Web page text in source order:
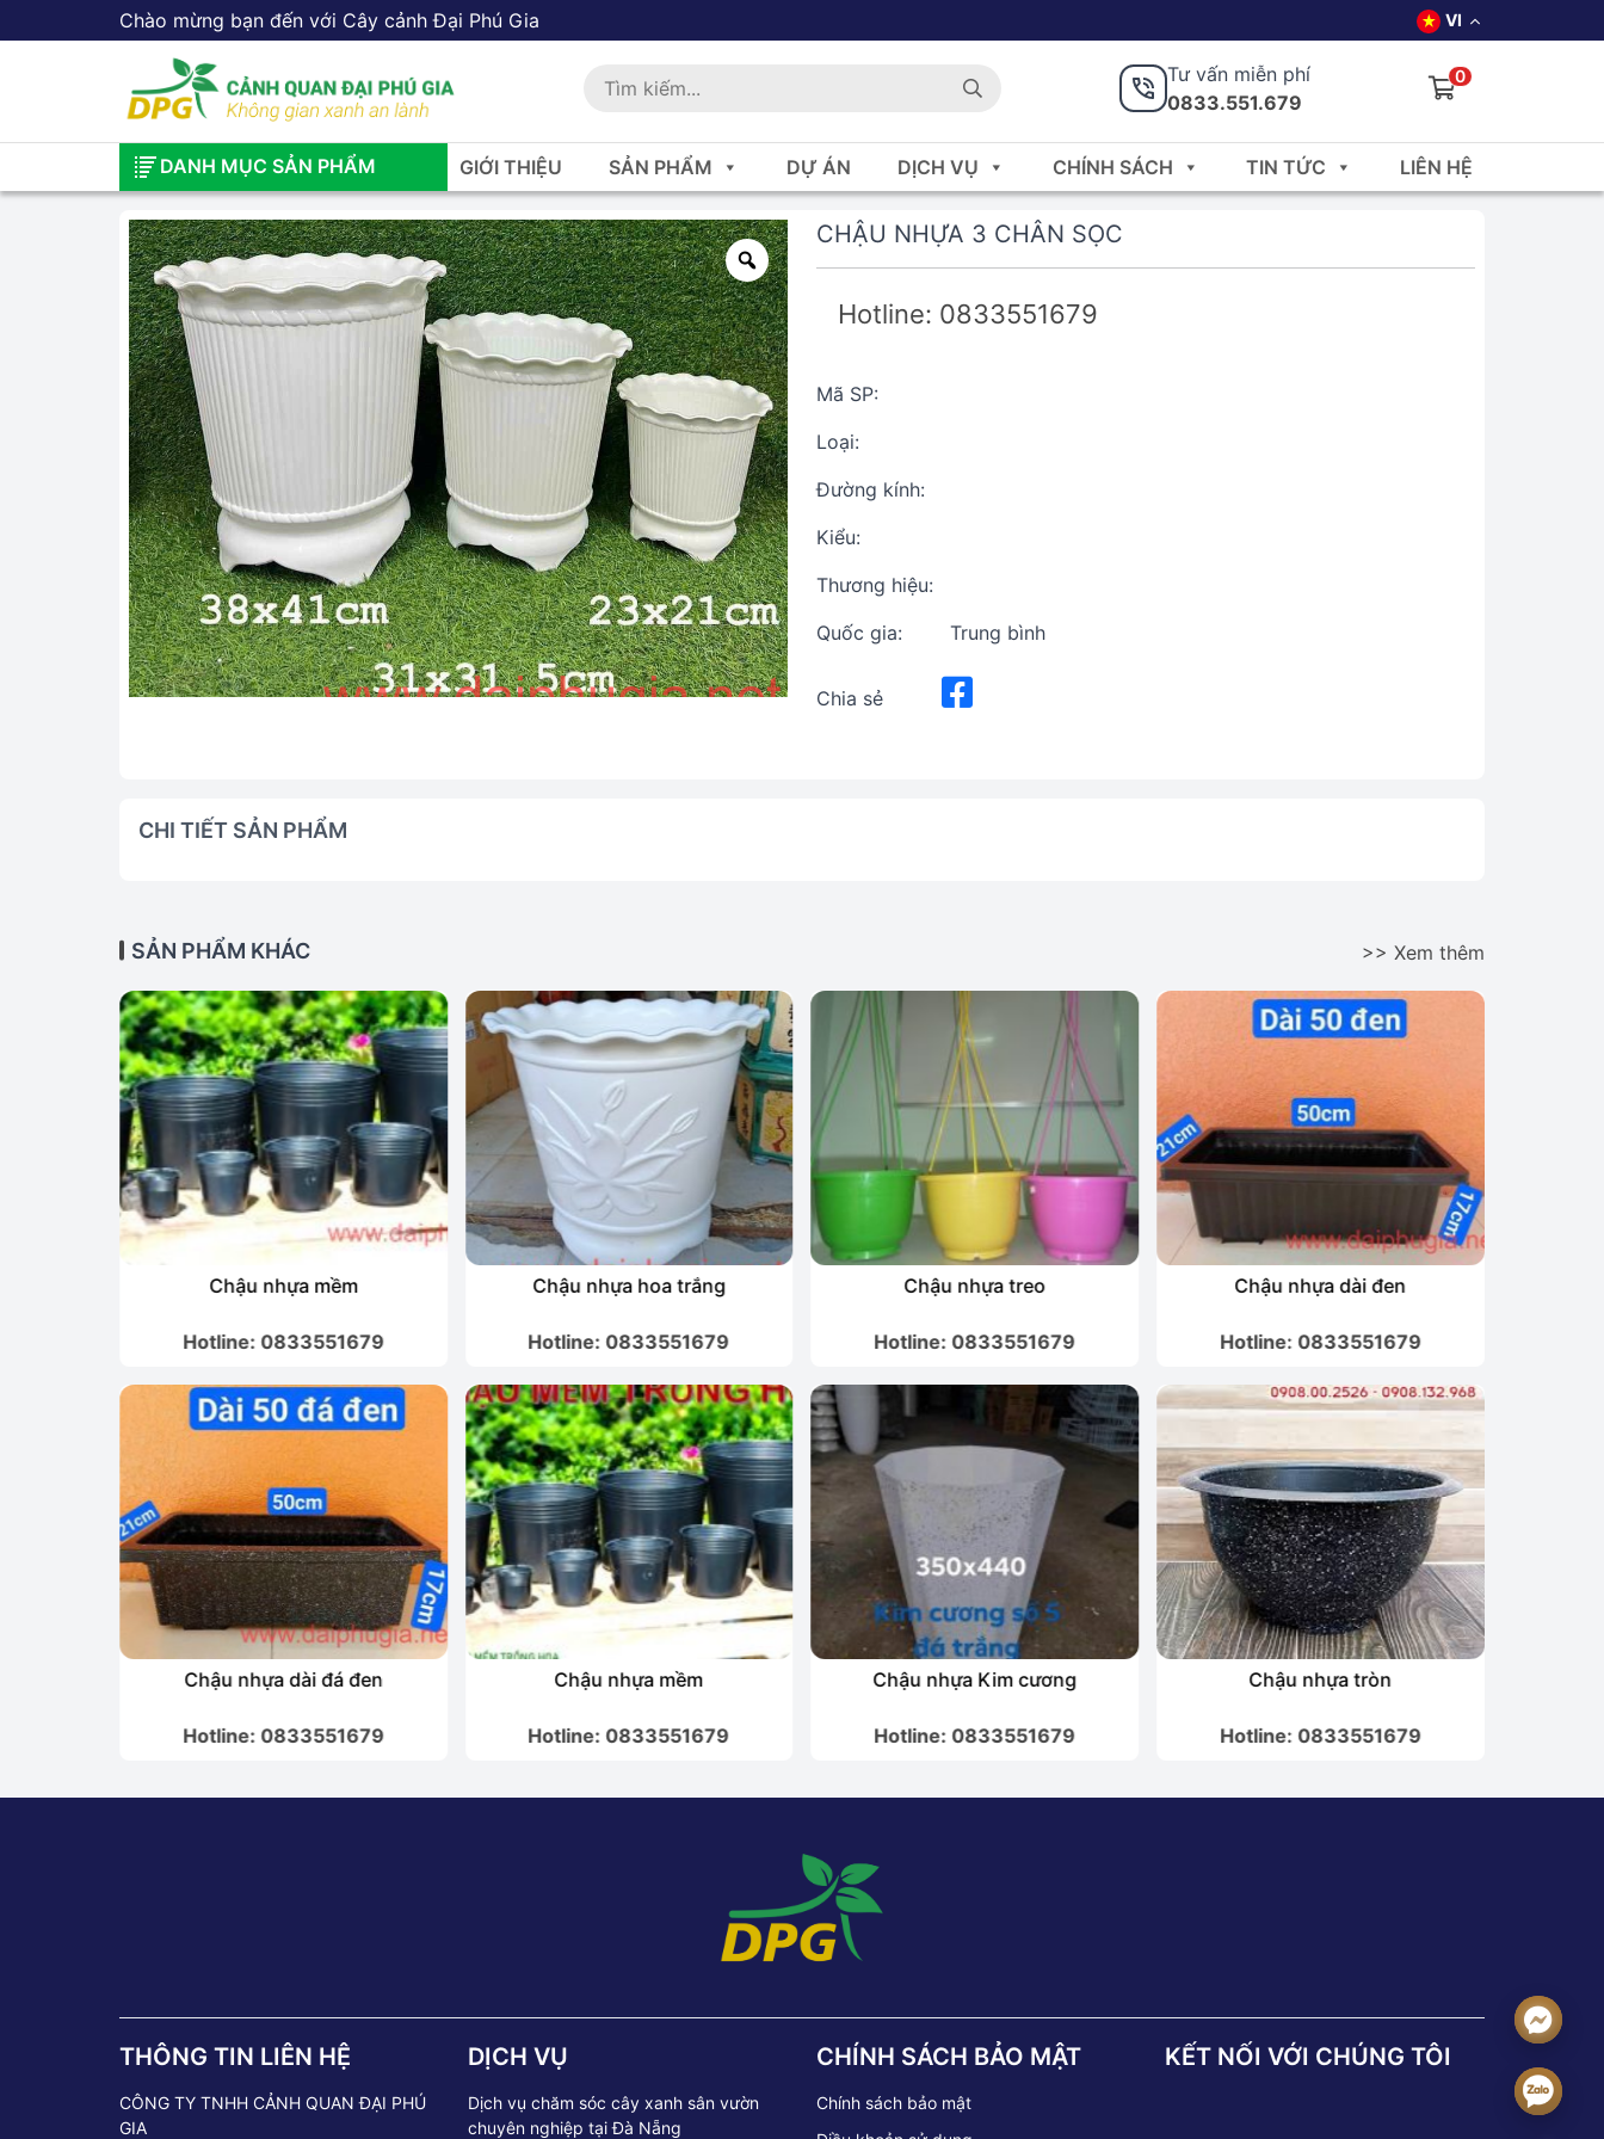
Chào mừng bạn đến với Cây cảnh Đại Phú Gia VI
Tư vấn miễn phí
0833.551.679
0
DANH MỤC SẢN PHẨM GIỚI THIỆU SẢN PHẨM DỰ ÁN DỊCH VỤ CHÍNH SÁCH TIN TỨC LIÊN HỆ
CHẬU NHỰA 3 CHÂN SỌC
Hotline: 0833551679
Mã SP:
Loại:
Đường kính:
Kiểu:
Thương hiệu:
Quốc gia:
Trung bình
Chia sẻ
CHI TIẾT SẢN PHẨM
SẢN PHẨM KHÁC >> Xem thêm
Chậu nhựa mềm
Hotline: 0833551679
Chậu nhựa hoa trắng
Hotline: 0833551679
Chậu nhựa treo
Hotline: 0833551679
Chậu nhựa dài đen
Hotline: 0833551679
Chậu nhựa dài đá đen
Hotline: 0833551679
Chậu nhựa mềm
Hotline: 0833551679
Chậu nhựa Kim cương
Hotline: 0833551679
Chậu nhựa tròn
Hotline: 0833551679
THÔNG TIN LIÊN HỆ
CÔNG TY TNHH CẢNH QUAN ĐẠI PHÚ
GIA
DỊCH VỤ
Dịch vụ chăm sóc cây xanh sân vườn
chuyên nghiệp tại Đà Nẵng
CHÍNH SÁCH BẢO MẬT
Chính sách bảo mật
KẾT NỐI VỚI CHÚNG TÔI